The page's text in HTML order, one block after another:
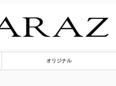
オリジナル
タイムセール
レビューキャンペーン
タイムセール
レビューキャンペーン